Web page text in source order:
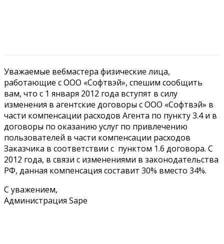
Уважаемые вебмастера физические лица,
работающие с ООО «Софтвэй», спешим сообщить
вам, что с 1 января 2012 года вступят в силу
изменения в агентские договоры с ООО «Софтвэй» в
части компенсации расходов Агента по пункту 3.4 и в
договоры по оказанию услуг по привлечению
пользователей в части компенсации расходов
Заказчика в соответствии с пунктом 1.6 договора. С
2012 года, в связи с изменениями в законодательства
РФ, данная компенсация составит 30% вместо 34%.
С уважением,
Администрация Sape